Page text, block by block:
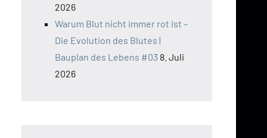
2026
Warum Blut nicht immer rot ist –
Die Evolution des Blutes |
Bauplan des Lebens #03 8. Juli
2026